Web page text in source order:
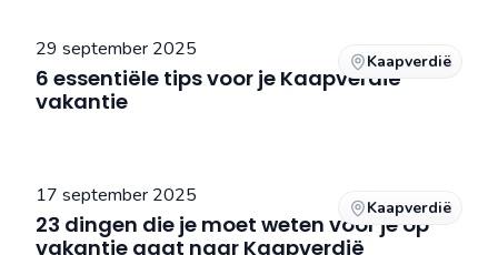
Kaapverdië
29 september 2025
6 essentiële tips voor je Kaapverdië
vakantie
Kaapverdië
17 september 2025
23 dingen die je moet weten voor je op
vakantie gaat naar Kaapverdië